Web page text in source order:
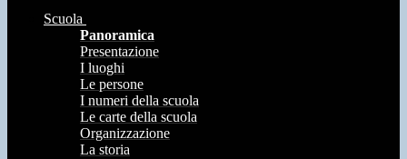
Scuola
Panoramica
Presentazione
I luoghi
Le persone
I numeri della scuola
Le carte della scuola
Organizzazione
La storia